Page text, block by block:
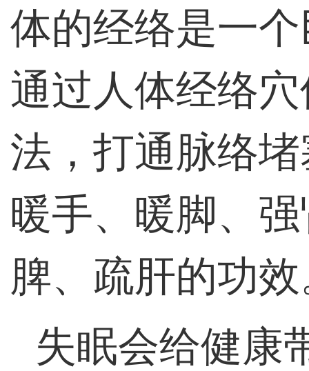
体的经络是一
通过人体经络
法，打通脉络
暖手、暖脚、
脾、疏肝的功
失眠会给健康